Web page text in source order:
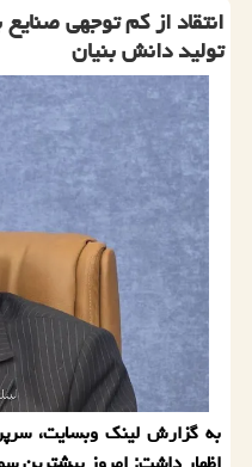
انتقاد از کم توجهی
تولید دانش بنیان
به گزارش لینک وبسایت،